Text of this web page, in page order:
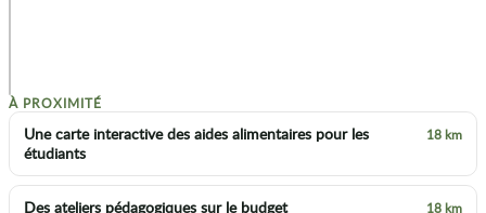
À PROXIMITÉ
Une carte interactive des aides alimentaires pour les
étudiants
18 km
Des ateliers pédagogiques sur le budget 18 km